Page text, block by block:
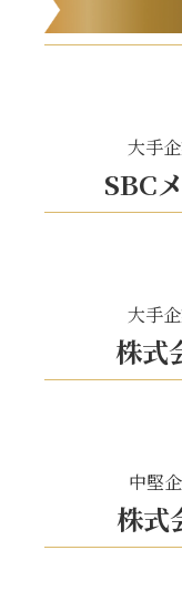
大手
SBC
大手
株式
中堅
株式